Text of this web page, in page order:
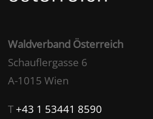
Waldverband Österreich
Schauflergasse 6
A-1015 Wien
T+43 1 53441 8590